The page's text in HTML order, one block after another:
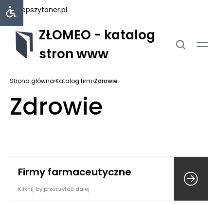
najlepszytoner.pl
ZŁOMEO - katalog
stron www
Strona główna›Katalog firm›Zdrowie
Zdrowie
Firmy farmaceutyczne
Kliknij, by przeczytać dalej